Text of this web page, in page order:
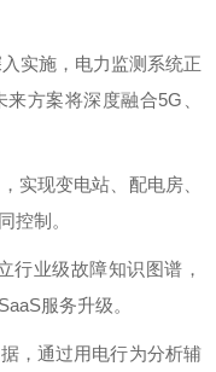
实施，电力监测系统正
来方案将深度融合5G
实现变电站、配电房、
控制。
行业级故障知识图谱，
SaaS服务升级。
，通过用电行为分析辅